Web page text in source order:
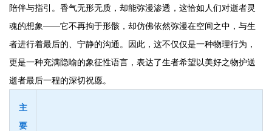
陪伴与指引。香气无形无质，却能弥漫渗透，这恰如人们对逝者灵
魂的想象——它不再拘于形骸，却仿佛依然弥漫在空间之中，与生
者进行着最后的、宁静的沟通。因此，这不仅仅是一种物理行为，
更是一种充满隐喻的象征性语言，表达了生者希望以美好之物护送
逝者最后一程的深切祝愿。
主
要